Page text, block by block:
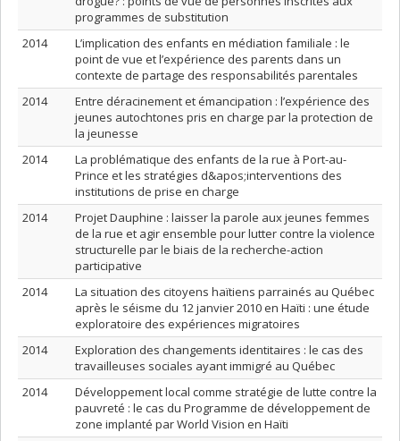
programmes de substitution
2014
L’implication des enfants en médiation familiale : le
point de vue et l’expérience des parents dans un
contexte de partage des responsabilités parentales
2014
Entre déracinement et émancipation : l’expérience des
jeunes autochtones pris en charge par la protection de
la jeunesse
2014
La problématique des enfants de la rue à Port-au-
Prince et les stratégies d&apos;interventions des
institutions de prise en charge
2014
Projet Dauphine : laisser la parole aux jeunes femmes
de la rue et agir ensemble pour lutter contre la violence
structurelle par le biais de la recherche-action
participative
2014
La situation des citoyens haïtiens parrainés au Québec
après le séisme du 12 janvier 2010 en Haïti : une étude
exploratoire des expériences migratoires
2014
Exploration des changements identitaires : le cas des
travailleuses sociales ayant immigré au Québec
2014
Développement local comme stratégie de lutte contre la
pauvreté : le cas du Programme de développement de
zone implanté par World Vision en Haïti